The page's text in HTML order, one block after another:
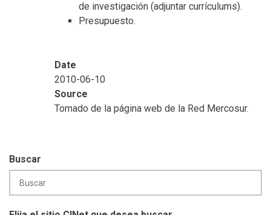
de investigación (adjuntar currículums).
Presupuesto.
Date
2010-06-10
Source
Tomado de la página web de la Red Mercosur.
Buscar